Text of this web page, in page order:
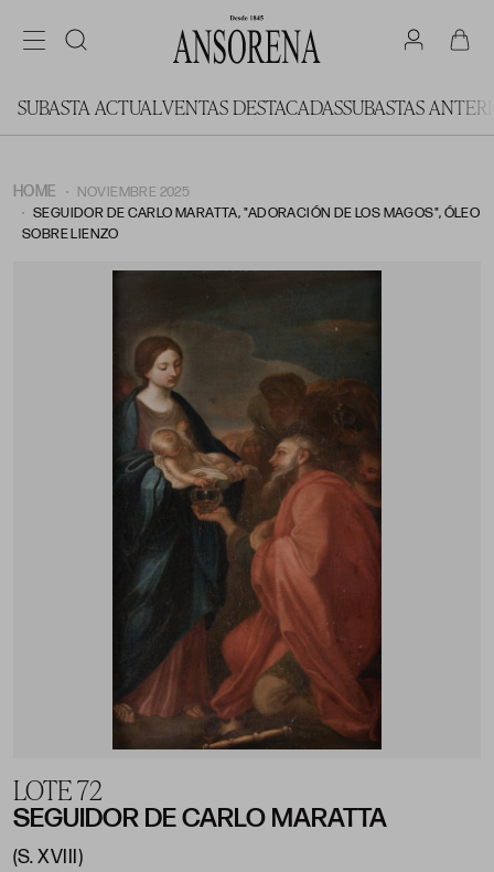
SUBASTA ACTUALVENTAS DESTACADASSUBASTAS
HOME
NOVIEMBRE 2025
SEGUIDOR DE CARLO MARATTA, "ADORACIÓN DE LOS MAGOS", ÓLEO
SOBRE LIENZO
LOTE 72
SEGUIDOR DE CARLO MARATTA
(S. XVIII)